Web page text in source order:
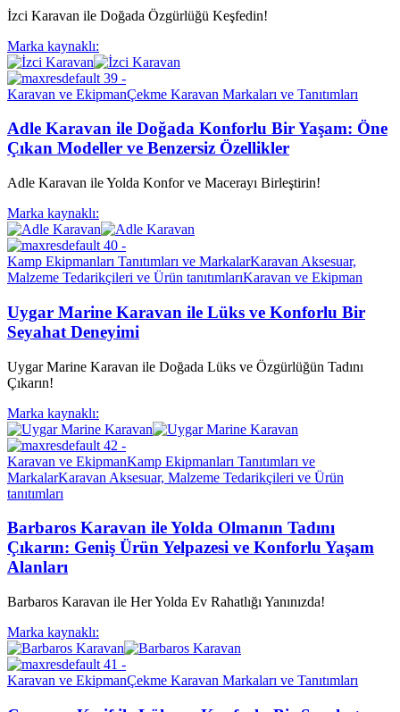
İzci Karavan ile Doğada Özgürlüğü Keşfedin!
Marka kaynaklı:
Karavan ve EkipmanÇekme Karavan Markaları ve Tanıtımları
Adle Karavan ile Doğada Konforlu Bir Yaşam: Öne
Çıkan Modeller ve Benzersiz Özellikler
Adle Karavan ile Yolda Konfor ve Macerayı Birleştirin!
Marka kaynaklı:
Kamp Ekipmanları Tanıtımları ve MarkalarKaravan Aksesuar,
Malzeme Tedarikçileri ve Ürün tanıtımlarıKaravan ve Ekipman
Uygar Marine Karavan ile Lüks ve Konforlu Bir
Seyahat Deneyimi
Uygar Marine Karavan ile Doğada Lüks ve Özgürlüğün Tadını
Çıkarın!
Marka kaynaklı:
Karavan ve EkipmanKamp Ekipmanları Tanıtımları ve
MarkalarKaravan Aksesuar, Malzeme Tedarikçileri ve Ürün
tanıtımları
Barbaros Karavan ile Yolda Olmanın Tadını
Çıkarın: Geniş Ürün Yelpazesi ve Konforlu Yaşam
Alanları
Barbaros Karavan ile Her Yolda Ev Rahatlığı Yanınızda!
Marka kaynaklı:
Karavan ve EkipmanÇekme Karavan Markaları ve Tanıtımları